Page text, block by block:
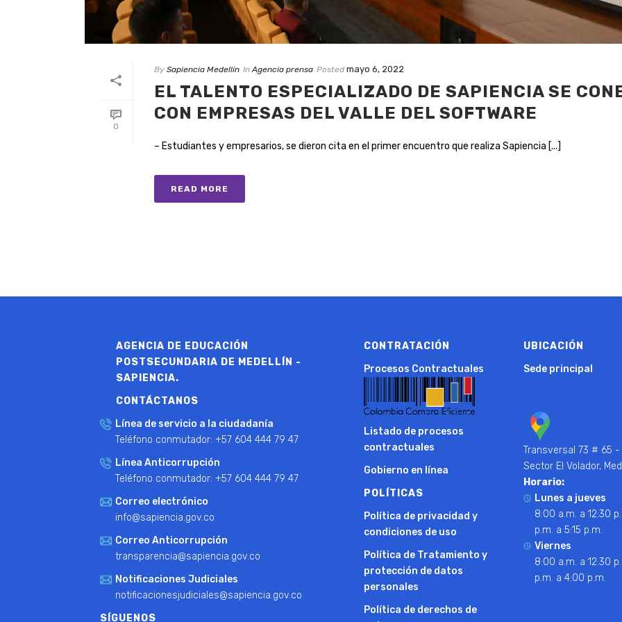
0
By Sapiencia Medellín In Agencia prensa Posted mayo 6, 2022
EL TALENTO ESPECIALIZADO DE SAPIENCIA SE
CON EMPRESAS DEL VALLE DEL SOFTWARE
– Estudiantes y empresarios, se dieron cita en el primer encuentro que realiza Sapiencia [...]
READ MORE
AGENCIA DE EDUCACIÓN
POSTSECUNDARIA DE MEDELLÍN -
SAPIENCIA.
CONTÁCTANOS
Línea de servicio a la ciudadanía
Teléfono conmutador: +57 604 444 79 47
Línea Anticorrupción
Teléfono conmutador: +57 604 444 79 47
Correo electrónico
info@sapiencia.gov.co
Correo Anticorrupción
transparencia@sapiencia.gov.co
Notificaciones Judiciales
notificacionesjudiciales@sapiencia.gov.co
SÍGUENOS
CONTRATACIÓN
Procesos Contractuales
Listado de procesos
contractuales
Gobierno en línea
POLÍTICAS
Política de privacidad y
condiciones de uso
Política de Tratamiento y
protección de datos
personales
Política de derechos de
UBICACIÓN
Sede principal
Transversal 73 # 65
Sector El Volador,
Horario:
Lunes a jueves
8:00 a.m. a 12:30
p.m. a 5:15 p.m.
Viernes
8:00 a.m. a 12:30
p.m. a 4:00 p.m.